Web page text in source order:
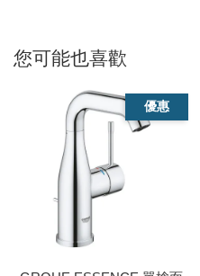
您可能也喜歡
優惠